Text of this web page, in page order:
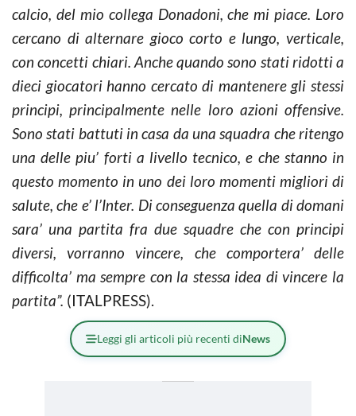
calcio, del mio collega Donadoni, che mi piace. Loro
cercano di alternare gioco corto e lungo, verticale,
con concetti chiari. Anche quando sono stati ridotti a
dieci giocatori hanno cercato di mantenere gli stessi
principi, principalmente nelle loro azioni offensive.
Sono stati battuti in casa da una squadra che ritengo
una delle piu’ forti a livello tecnico, e che stanno in
questo momento in uno dei loro momenti migliori di
salute, che e’ l’Inter. Di conseguenza quella di domani
sara’ una partita fra due squadre che con principi
diversi, vorranno vincere, che comportera’ delle
difficolta’ ma sempre con la stessa idea di vincere la
partita”. (ITALPRESS).
Leggi gli articoli più recenti diNews